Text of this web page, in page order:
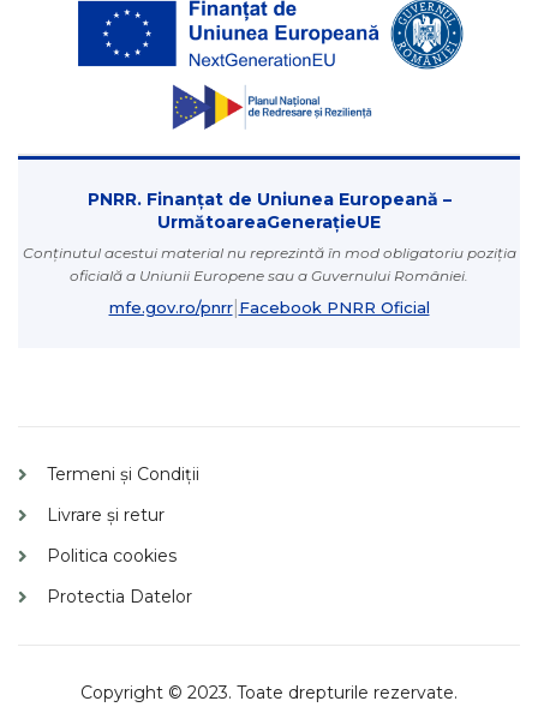
PNRR. Finanțat de Uniunea Europeană –
UrmătoareaGenerațieUE
Conținutul acestui material nu reprezintă în mod obligatoriu poziția
oficială a Uniunii Europene sau a Guvernului României.
mfe.gov.ro/pnrr| Facebook PNRR Oficial
Termeni și Condiții
Livrare și retur
Politica cookies
Protectia Datelor
Copyright © 2023. Toate drepturile rezervate.